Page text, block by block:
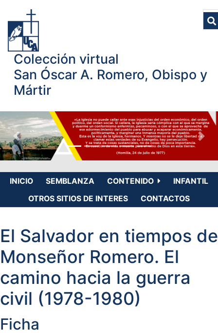
Colección virtual
San Óscar A. Romero, Obispo y
Mártir
INICIO SEMBLANZA CONTENIDO
INFANTIL
OTROS SITIOS DE INTERES
CONTACTOS
El Salvador en tiempos de
Monseñor Romero. El
camino hacia la guerra
civil (1978-1980)
Ficha